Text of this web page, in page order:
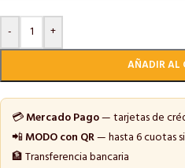
-
+
AÑADIR AL
💳Mercado Pago— tarjetas de
📲MODO con QR— hasta 6 cuotas
🏦 Transferencia bancaria